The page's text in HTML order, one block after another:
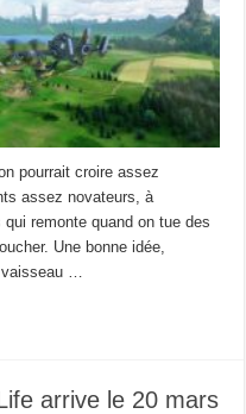
pourrait croire assez
assez novateurs, à
remonte quand on tue des
Une bonne idée,
…
arrive le 20 mars